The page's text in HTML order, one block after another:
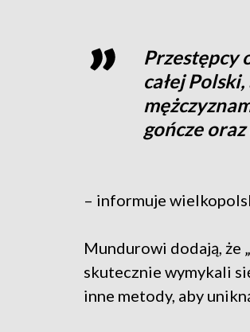
Przestępcy
całej
gończe
– informuje
Mundurowi dodają, że
skutecznie wymykali
inne metody, aby